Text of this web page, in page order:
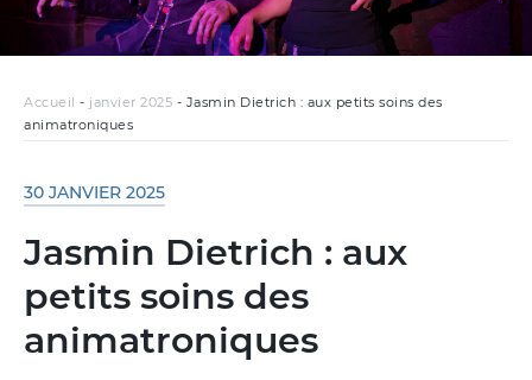
Accueil - janvier 2025 - Jasmin Dietrich : aux petits soins des
animatroniques
30 JANVIER 2025
Jasmin Dietrich : aux
petits soins des
animatroniques